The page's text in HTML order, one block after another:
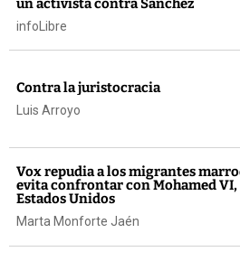
un activista contra Sánchez
infoLibre
Contra la juristocracia
Luis Arroyo
Vox repudia a los migrantes
evita confrontar con Mohamed VI,
Estados Unidos
Marta Monforte Jaén